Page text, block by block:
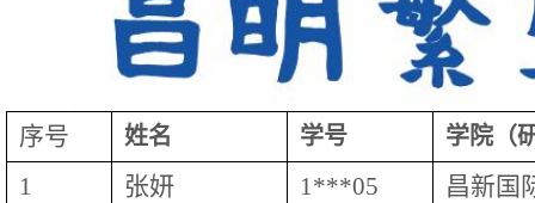
序号 姓名 学号 学院（
1 张妍 1***05
昌新国